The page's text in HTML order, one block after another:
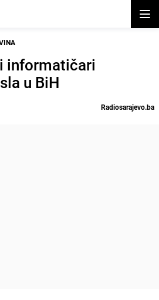
informatičari
u BiH
Radiosarajevo.ba